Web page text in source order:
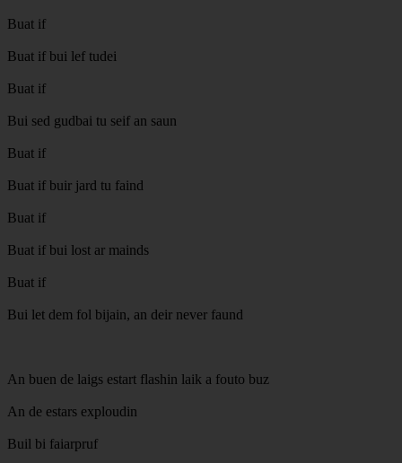
Buat if
Buat if bui lef tudei
Buat if
Bui sed gudbai tu seif an saun
Buat if
Buat if buir jard tu faind
Buat if
Buat if bui lost ar mainds
Buat if
Bui let dem fol bijain, an deir never faund
An buen de laigs estart flashin laik a fouto buz
An de estars exploudin
Buil bi faiarpruf